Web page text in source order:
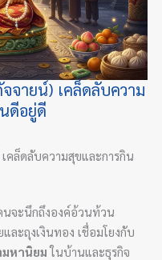
จายน์) เคล็ดลับความ
ดีอยู่ดี
คล็ดลับความสุขและการกิน
นจะนึกถึงองค์อ้วนท้วน
ละถุงเงินทอง เชื่อมโยงกับ
มหานิยม ในบ้านและธุรกิจ